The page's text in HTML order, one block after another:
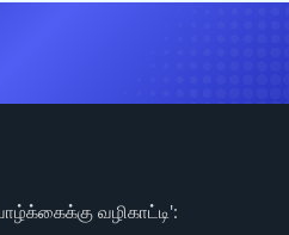
வழிகாட்டி':